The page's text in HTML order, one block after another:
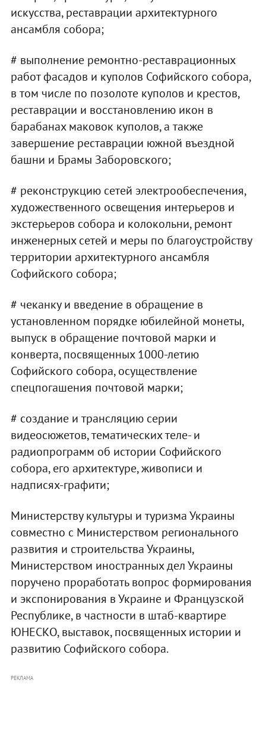
искусства, реставрации архитектурного
ансамбля собора;
# выполнение ремонтно-реставрационных
работ фасадов и куполов Софийского собора,
в том числе по позолоте куполов и крестов,
реставрации и восстановлению икон в
барабанах маковок куполов, а также
завершение реставрации южной въездной
башни и Брамы Заборовского;
# реконструкцию сетей электрообеспечения,
художественного освещения интерьеров и
экстерьеров собора и колокольни, ремонт
инженерных сетей и меры по благоустройству
территории архитектурного ансамбля
Софийского собора;
# чеканку и введение в обращение в
установленном порядке юбилейной монеты,
выпуск в обращение почтовой марки и
конверта, посвященных 1000-летию
Софийского собора, осуществление
спецпогашения почтовой марки;
# создание и трансляцию серии
видеосюжетов, тематических теле- и
радиопрограмм об истории Софийского
собора, его архитектуре, живописи и
надписях-графити;
Министерству культуры и туризма Украины
совместно с Министерством регионального
развития и строительства Украины,
Министерством иностранных дел Украины
поручено проработать вопрос формирования
и экспонирования в Украине и Французской
Республике, в частности в штаб-квартире
ЮНЕСКО, выставок, посвященных истории и
развитию Софийского собора.
РЕКЛАМА